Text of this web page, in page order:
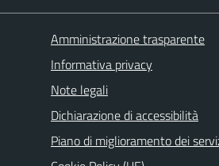
Amministrazione trasparente
Informativa privacy
Note legali
Dichiarazione di accessibilità
Piano di miglioramento dei